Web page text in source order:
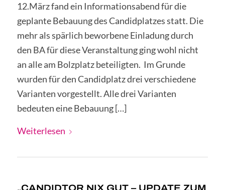
12.März fand ein Informationsabend für die
geplante Bebauung des Candidplatzes statt. Die
mehr als spärlich beworbene Einladung durch
den BA für diese Veranstaltung ging wohl nicht
an alle am Bolzplatz beteiligten. Im Grunde
wurden für den Candidplatz drei verschiedene
Varianten vorgestellt. Alle drei Varianten
bedeuten eine Bebauung […]
Weiterlesen
„CANDIDTOR NIX GUT – UPDATE ZUM